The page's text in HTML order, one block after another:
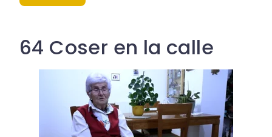
64 Coser en la calle